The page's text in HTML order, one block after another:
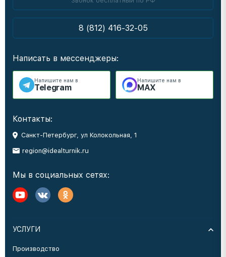
8 (812) 416-32-05
Написать в мессенджеры:
Напишите нам в
Telegram
Напишите нам в
MAX
Контакты:
Санкт-Петербург, ул Колокольная, 1
region@idealturnik.ru
Мы в социальных сетях:
УСЛУГИ
Производство